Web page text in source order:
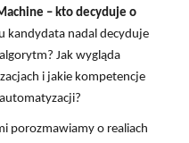
– kto decyduje o
kandydata nadal decyduje
Jak wygląda
i jakie kompetencje
porozmawiamy o realiach